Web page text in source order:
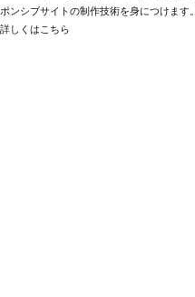
ポンシブサイトの制作技術を身につけます。
詳しくはこちら